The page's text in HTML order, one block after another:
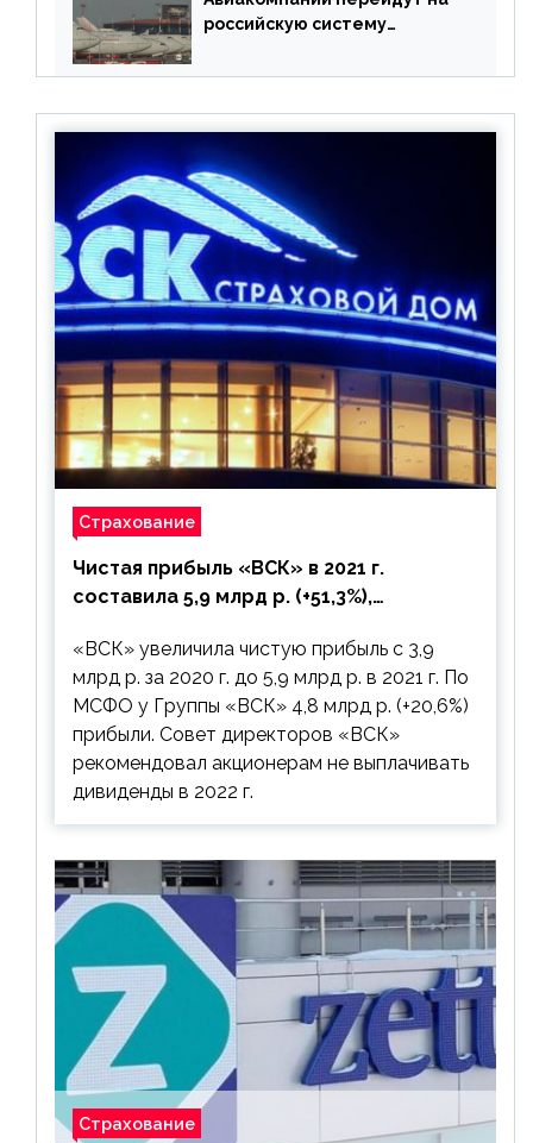
российскую систему
Страхование
Чистая прибыль «ВСК» в 2021 г.
составила 5,9 млрд р. (+51,3%),
выплачивать
«ВСК» увеличила чистую прибыль с 3,9
млрд р. за 2020 г. до 5,9 млрд р. в 2021 г. По
МСФО у Группы «ВСК» 4,8 млрд р. (+20,6%)
прибыли. Совет директоров «ВСК»
рекомендовал акционерам не выплачивать
дивиденды в 2022 г.
Страхование